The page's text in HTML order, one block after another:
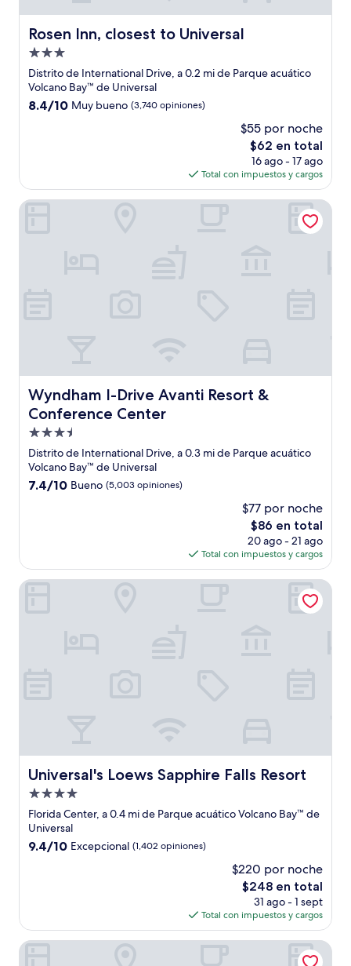
Rosen Inn, closest to Universal
Rosen Inn, closest to Universal
Propiedad
de
3.0
estrellas
Distrito de International Drive, a 0.2 mi de Parque acuático
Volcano Bay™ de Universal
8.4
opiniones)
8.4/10 Muy bueno (3,740 opiniones)
$55 por noche
El
precio
actual
es
de
$62 en total
16 ago - 17 ago
Total con impuestos y cargos
Wyndham I-Drive Avanti Resort &
Conference Center
Wyndham I-Drive Avanti Resort & Conference Center
Propiedad
de
3.5
estrellas
Distrito de International Drive, a 0.3 mi de Parque acuático
Volcano Bay™ de Universal
7.4
7.4/10 Bueno (5,003 opiniones)
$77 por noche
El
precio
actual
es
de
$86 en total
20 ago - 21 ago
Total con impuestos y cargos
Wyndham I-Drive Avanti Resort & Conference Center
Universal's Loews Sapphire Falls Resort
Universal's Loews Sapphire Falls Resort
Propiedad
de
4.0
estrellas
Florida Center, a 0.4 mi de Parque acuático Volcano Bay™ de
Universal
9.4
9.4/10 Excepcional (1,402 opiniones)
$220 por noche
El
precio
actual
es
de
$248 en total
31 ago - 1 sept
Total con impuestos y cargos
Universal's Loews Sapphire Falls Resort
B&B Hotel Orlando International Drive Near Universal -